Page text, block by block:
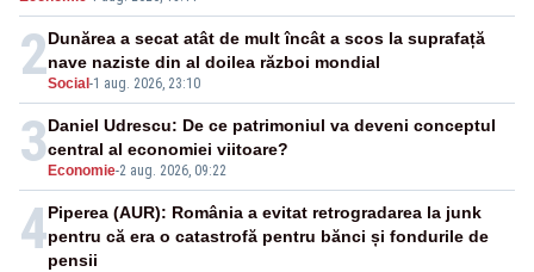
2Social -1 aug. 2026, 23:10
Dunărea a secat atât de mult încât a scos la suprafață
nave naziste din al doilea război mondial
3 Economie-2 aug. 2026, 09:22
Daniel Udrescu: De ce patrimoniul va deveni conceptul
central al economiei viitoare?
4Piperea (AUR): România a evitat retrogradarea la junk
pentru că era o catastrofă pentru bănci și fondurile de
pensii